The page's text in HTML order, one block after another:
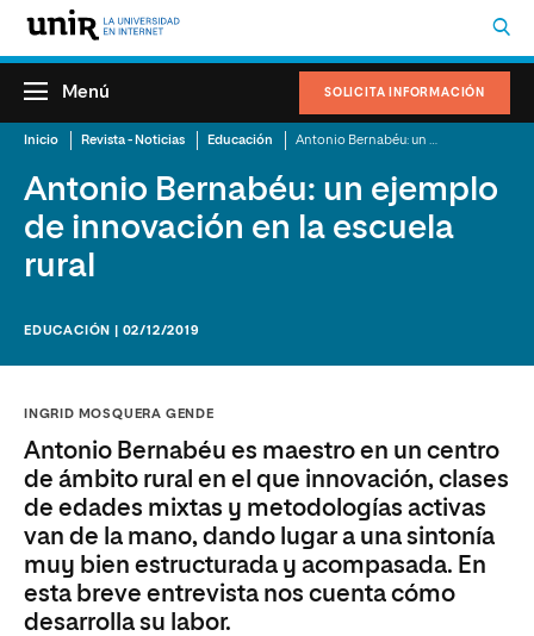
SOLICITA INFORMACIÓN
Menú
Inicio Revista - Noticias Educación
Antonio Bernabéu: un ejemplo
de innovación en la escuela
rural
EDUCACIÓN | 02/12/2019
INGRID MOSQUERA GENDE
Antonio Bernabéu es maestro en un centro
de ámbito rural en el que innovación, clases
de edades mixtas y metodologías activas
van de la mano, dando lugar a una sintonía
muy bien estructurada y acompasada. En
esta breve entrevista nos cuenta cómo
desarrolla su labor.